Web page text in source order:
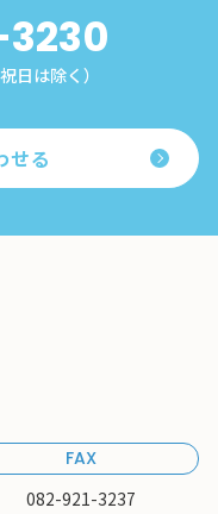
日は除く）
せる
FAX
082-921-3237